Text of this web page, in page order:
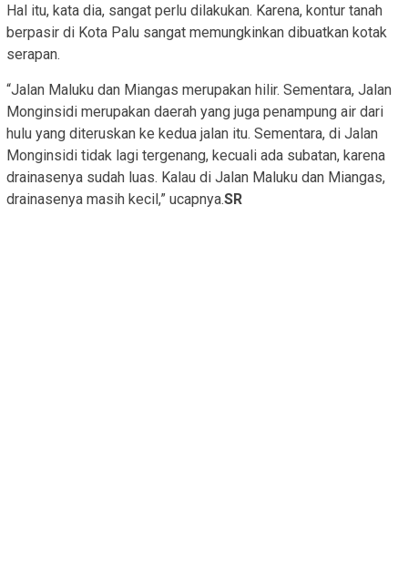
Hal itu, kata dia, sangat perlu dilakukan. Karena, kontur tanah
berpasir di Kota Palu sangat memungkinkan dibuatkan kotak
serapan.
“Jalan Maluku dan Miangas merupakan hilir. Sementara, Jalan
Monginsidi merupakan daerah yang juga penampung air dari
hulu yang diteruskan ke kedua jalan itu. Sementara, di Jalan
Monginsidi tidak lagi tergenang, kecuali ada subatan, karena
drainasenya sudah luas. Kalau di Jalan Maluku dan Miangas,
drainasenya masih kecil,” ucapnya.SR